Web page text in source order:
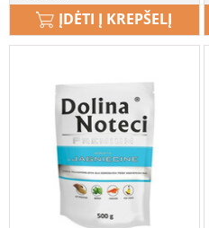
ĮDĖTI Į KREPŠELĮ